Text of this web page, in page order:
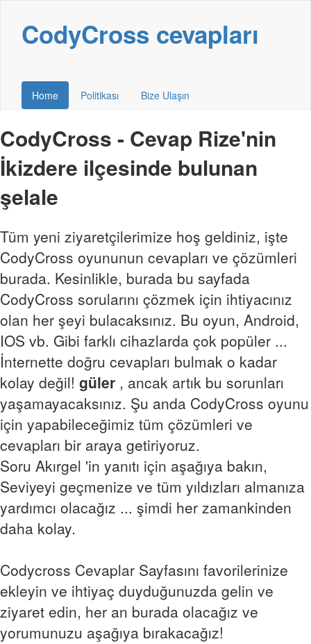
CodyCross cevapları
Home Politikası Bize Ulaşın
CodyCross - Cevap Rize'nin
İkizdere ilçesinde bulunan
şelale
Tüm yeni ziyaretçilerimize hoş geldiniz, işte
CodyCross oyununun cevapları ve çözümleri
burada. Kesinlikle, burada bu sayfada
CodyCross sorularını çözmek için ihtiyacınız
olan her şeyi bulacaksınız. Bu oyun, Android,
IOS vb. Gibi farklı cihazlarda çok popüler ...
İnternette doğru cevapları bulmak o kadar
kolay değil! güler , ancak artık bu sorunları
yaşamayacaksınız. Şu anda CodyCross oyunu
için yapabileceğimiz tüm çözümleri ve
cevapları bir araya getiriyoruz.
Soru Akırgel 'in yanıtı için aşağıya bakın,
Seviyeyi geçmenize ve tüm yıldızları almanıza
yardımcı olacağız ... şimdi her zamankinden
daha kolay.
Codycross Cevaplar Sayfasını favorilerinize
ekleyin ve ihtiyaç duyduğunuzda gelin ve
ziyaret edin, her an burada olacağız ve
yorumunuzu aşağıya bırakacağız!